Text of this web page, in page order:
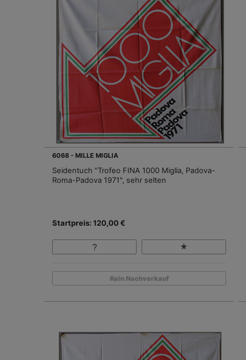
6068 - MILLE MIGLIA
Seidentuch "Trofeo FINA 1000 Miglia, Padova-
Roma-Padova 1971", sehr selten
Startpreis: 120,00 €
Kein Nachverkauf